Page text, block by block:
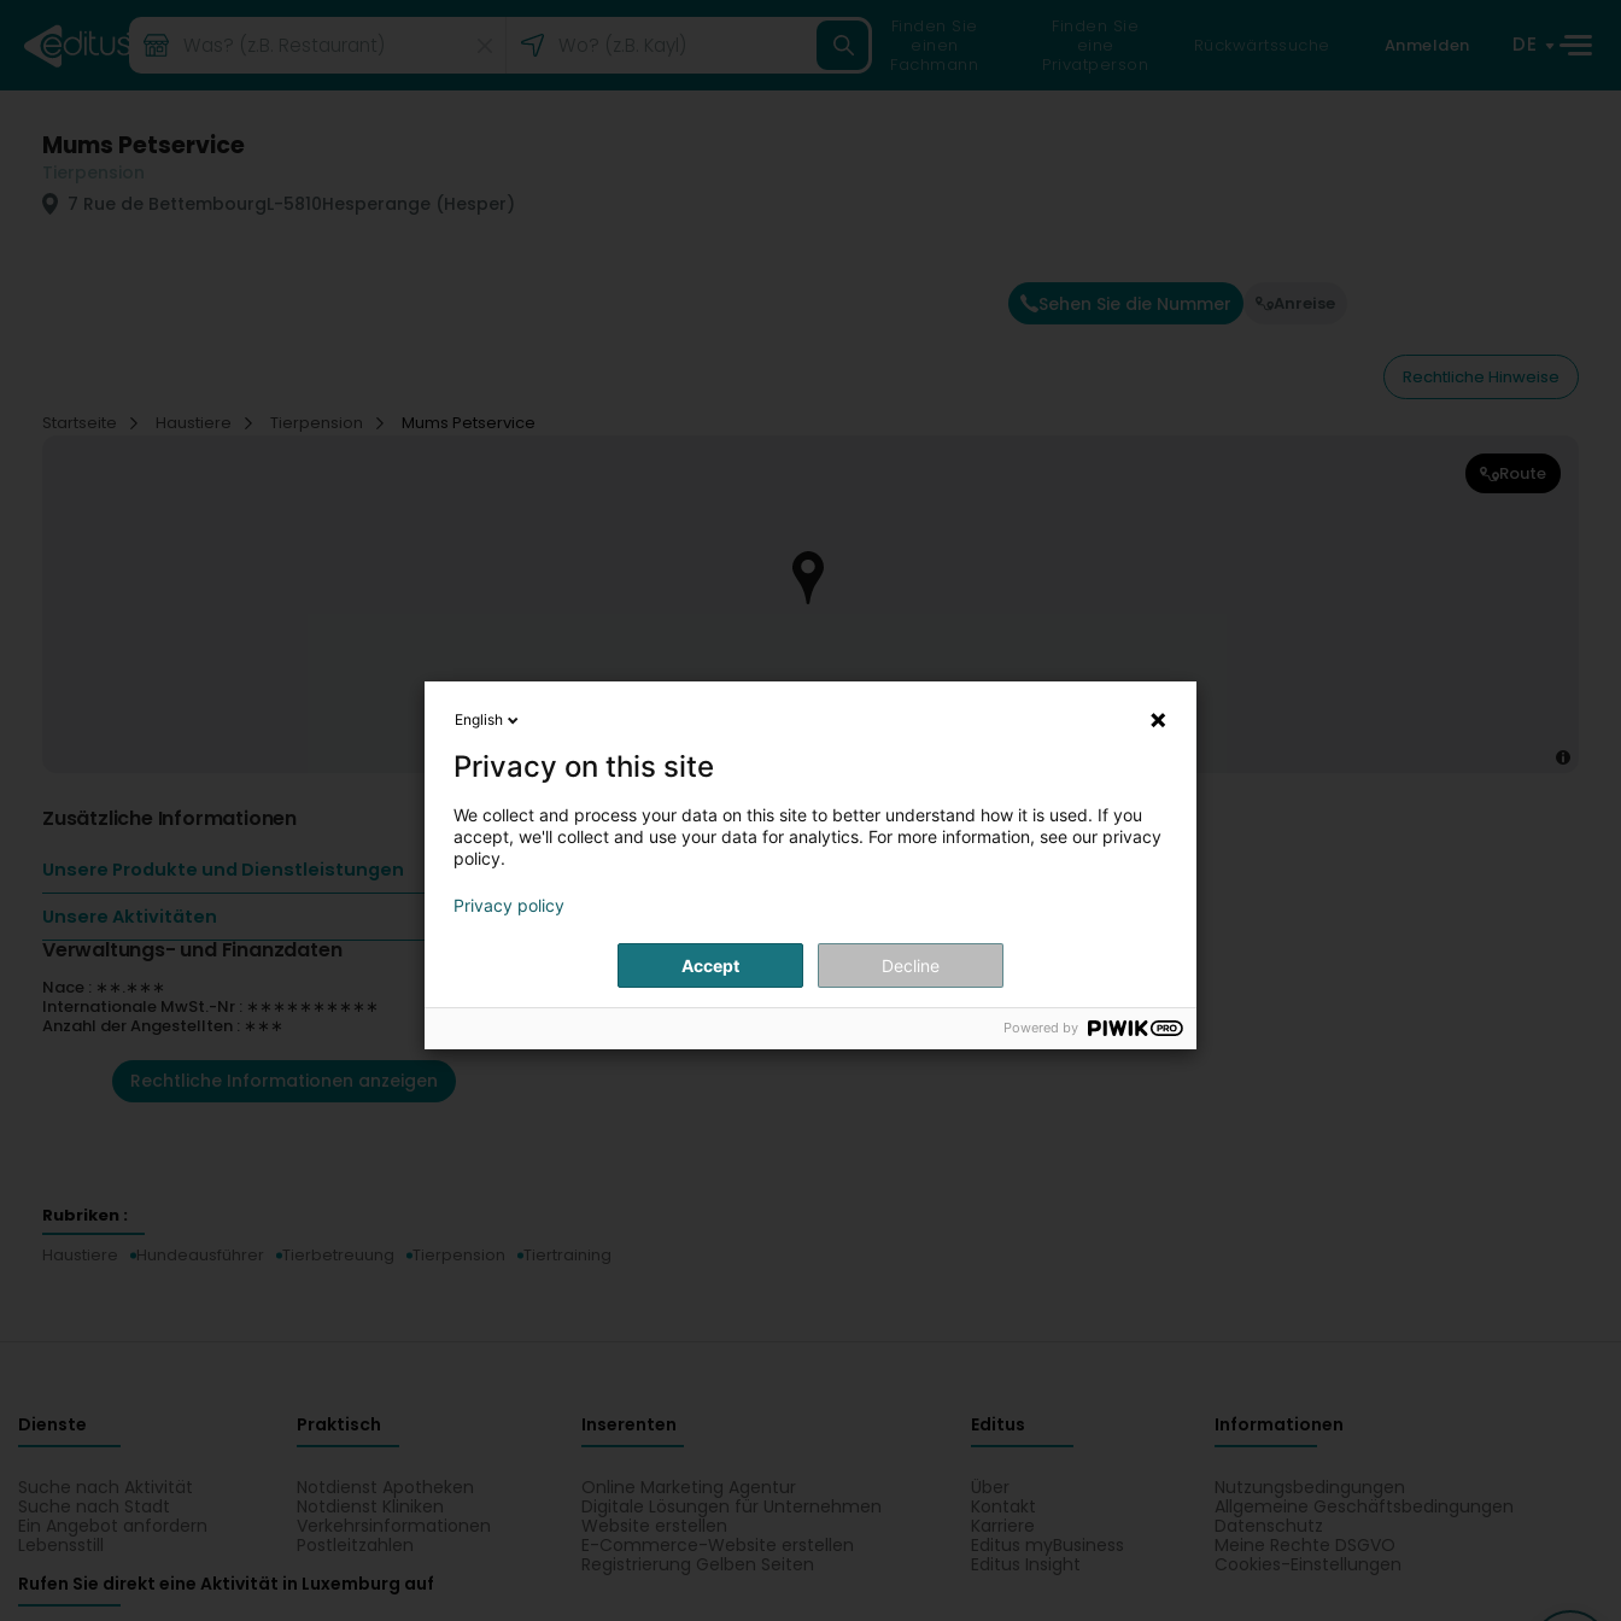
Finden Sie
einen
Fachmann
Finden Sie
eine
Privatperson
Rückwärtssuche Anmelden DE
Mums Petservice
7 Rue de BettembourgL-5810Hesperange (Hesper)
Sehen Sie die Nummer Anreise
Rechtliche Hinweise
Startseite
Haustiere Tierpension Mums Petservice
Route
Zusätzliche Informationen
Unsere Produkte und Dienstleistungen
Unsere Aktivitäten
Verwaltungs- und Finanzdaten
Nace : ∗∗.∗∗∗
Internationale MwSt.-Nr : ∗∗∗∗∗∗∗∗∗∗
Anzahl der Angestellten : ∗∗∗
Rechtliche Informationen anzeigen
Rubriken :
Haustiere
Hundeausführer Tierbetreuung Tierpension Tiertraining
Dienste
Suche nach Aktivität
Suche nach Stadt
Ein Angebot anfordern
Lebensstill
Praktisch
Notdienst Apotheken
Notdienst Kliniken
Verkehrsinformationen
Postleitzahlen
Inserenten
Online Marketing Agentur
Digitale Lösungen für Unternehmen
Website erstellen
E-Commerce-Website erstellen
Registrierung Gelben Seiten
Editus
Über
Kontakt
Karriere
Editus myBusiness
Editus Insight
Informationen
Nutzungsbedingungen
Allgemeine Geschäftsbedingungen
Datenschutz
Meine Rechte DSGVO
Cookies-Einstellungen
Rufen Sie direkt eine Aktivität in Luxemburg auf
English
Privacy on this site
We collect and process your data on this site to better understand how it is used. If you
accept, we'll collect and use your data for analytics. For more information, see our privacy
policy.
Privacy policy
Accept Decline
Powered by